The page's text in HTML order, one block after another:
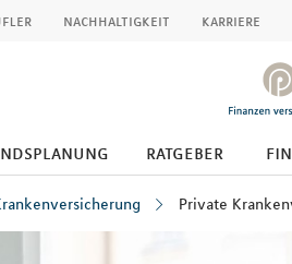
nachhaltigkeit karriere
ratgeber
Private